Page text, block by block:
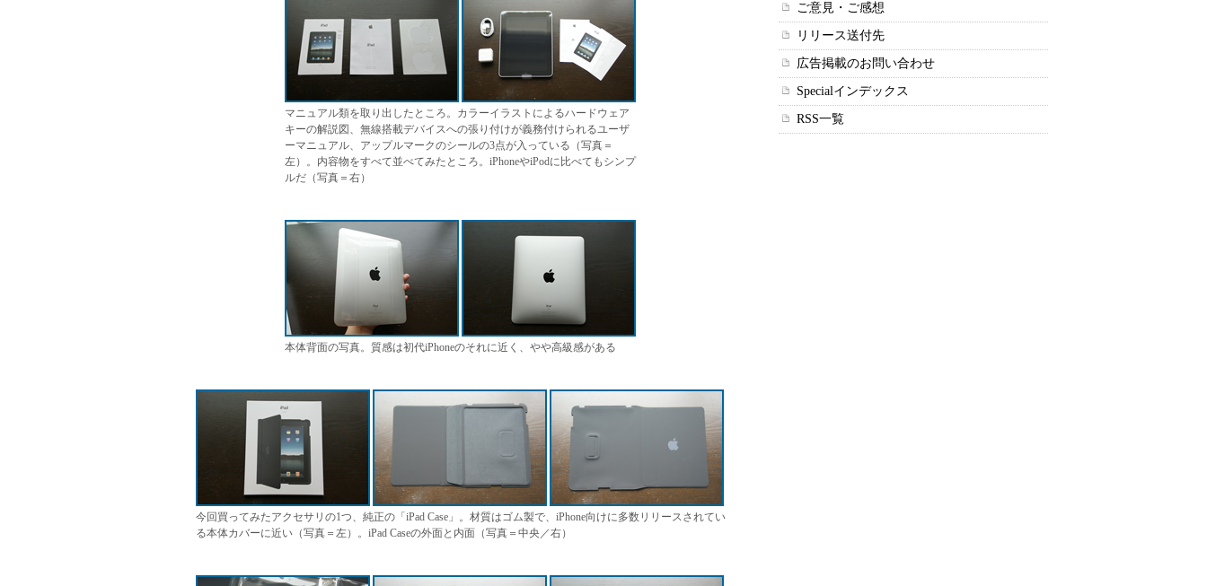
マニュアル類を取り出したところ。カラーイラストによるハードウェア
キーの解説図、無線搭載デバイスへの張り付けが義務付けられるユーザ
ーマニュアル、アップルマークのシールの3点が入っている（写真＝
左）。内容物をすべて並べてみたところ。iPhoneやiPodに比べてもシンプ
ルだ（写真＝右）
本体背面の写真。質感は初代iPhoneのそれに近く、やや高級感がある
今回買ってみたアクセサリの1つ、純正の「iPad Case」。材質はゴム製で、iPhone向けに多数リリースされてい
る本体カバーに近い（写真＝左）。iPad Caseの外面と内面（写真＝中央／右）
ご意見・ご感想
リリース送付先
広告掲載のお問い合わせ
Specialインデックス
RSS一覧